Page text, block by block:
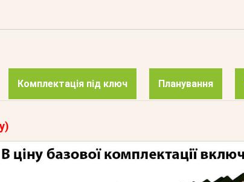
Комплектація під ключ Планування